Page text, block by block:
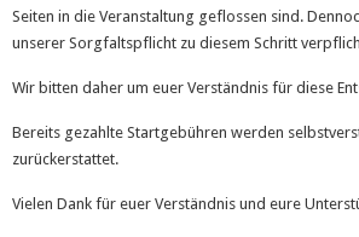
Seiten in die Veranstaltung geflossen sind.
unserer Sorgfaltspflicht zu diesem Schritt
Wir bitten daher um euer Verständnis für diese
Bereits gezahlte Startgebühren werden
zurückerstattet.
Vielen Dank für euer Verständnis und eure